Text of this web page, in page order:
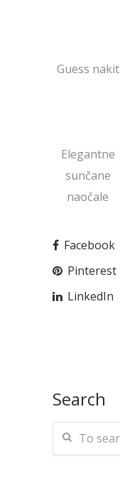
Guess nakit
Elegantne
sunčane
naočale
Facebook
Pinterest
LinkedIn
Search